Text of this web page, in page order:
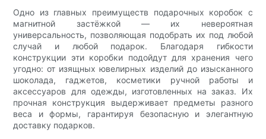
Одно из главных преимуществ подарочных коробок с
магнитной застёжкой — их невероятная
универсальность, позволяющая подобрать их под любой
случай и любой подарок. Благодаря гибкости
конструкции эти коробки подойдут для хранения чего
угодно: от изящных ювелирных изделий до изысканного
шоколада, гаджетов, косметики ручной работы и
аксессуаров для одежды, изготовленных на заказ. Их
прочная конструкция выдерживает предметы разного
веса и формы, гарантируя безопасную и элегантную
доставку подарков.